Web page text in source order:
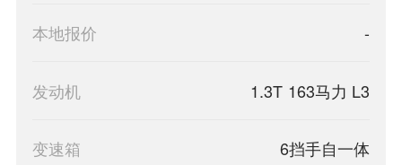
本地报价 -
发动机 1.3T 163马力 L3
变速箱 6挡手自一体